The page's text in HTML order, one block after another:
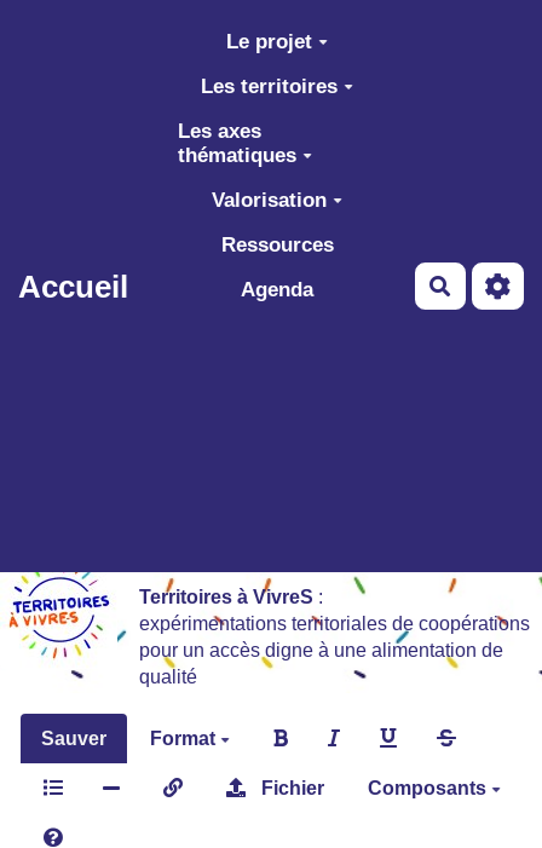
Aller au contenu principal
Accueil
Le projet
Les territoires
Les axes
thématiques
Valorisation
Ressources
Agenda
Territoires à VivreS :
expérimentations territoriales de coopérations
pour un accès digne à une alimentation de
qualité
Sauver Format
Fichier Composants